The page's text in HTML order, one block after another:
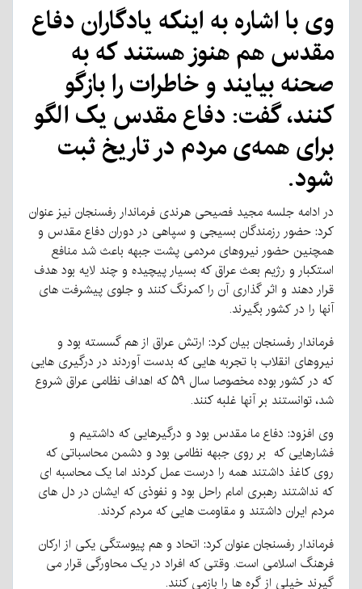
وی با اشاره به اینکه یادگاران دفاع
مقدس هم هنوز هستند که به
صحنه بیایند و خاطرات را بازگو
کنند، گفت: دفاع مقدس یک الگو
برای همه‌ی مردم در تاریخ ثبت
شود.
در ادامه جلسه مجید فصیحی هرندی فرماندار رفسنجان نیز عنوان
کرد: حضور رزمندگان بسیجی و سپاهی در دوران دفاع مقدس و
همچنین حضور نیروهای مردمی پشت جبهه باعث شد منافع
استکبار و رژیم بعث عراق که بسیار پیچیده و چند لایه بود هدف
قرار دهند و اثر گذاری آن را کمرنگ کنند و جلوی پیشرفت های
آنها را در کشور بگیرند.
فرماندار رفسنجان بیان کرد: ارتش عراق از هم گسسته بود و
نیروهای انقلاب با تجربه هایی که بدست آوردند در درگیری هایی
که در کشور بوده مخصوصا سال ۵۹ که اهداف نظامی عراق شروع
شد، توانستند بر آنها غلبه کنند.
وی افزود: دفاع ما مقدس بود و درگیرهایی که داشتیم و
فشارهایی که بر روی جبهه نظامی بود و دشمن محاسباتی که
روی کاغذ داشتند همه را درست عمل کردند اما یک محاسبه ای
که نداشتند رهبری امام راحل بود و نفوذی که ایشان در دل های
مردم ایران داشتند و مقاومت هایی که مردم کردند.
فرماندار رفسنجان عنوان کرد: اتحاد و هم پیوستگی یکی از ارکان
فرهنگ اسلامی است. وقتی که افراد در یک محاورگی قرار می
گیرند خیلی از گره ها را بازمی کنند.